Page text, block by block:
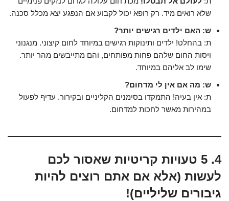
שלא רואים מיד. רק רופא יכול לקבוע אם הנפגע יצא מכלל סכנה.
ש: האם ילדים רגישים יותר?
ת: בהחלט! ילדים ותינוקות רגישים במיוחד לחום קיצוני. מנגנוני
ויסות החום שלהם פחות מפותחים, והם מתייבשים מהר יותר.
שימו לב אליהם במיוחד.
ש: מה אם אין לי מדחום?
ת: אין בעיה! התמקדו בסימנים הקליניים ובקירור. עדיף לפעול
במהירות מאשר לחכות למדחום.
4. 5 טעויות קריטיות שאסור לכם
לעשות (אלא אם אתם רוצים להיות
גיבורים שליליים)!